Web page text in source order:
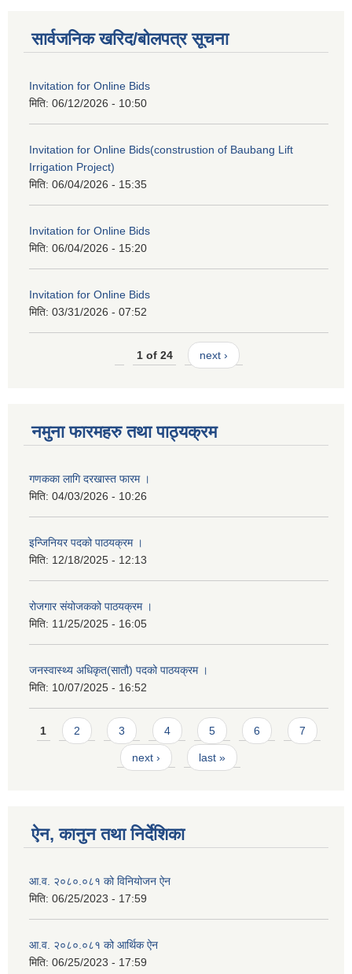
सार्वजनिक खरिद/बोलपत्र सूचना
Invitation for Online Bids
मिति: 06/12/2026 - 10:50
Invitation for Online Bids(construstion of Baubang Lift
Irrigation Project)
मिति: 06/04/2026 - 15:35
Invitation for Online Bids
मिति: 06/04/2026 - 15:20
Invitation for Online Bids
मिति: 03/31/2026 - 07:52
1 of 24 next ›
नमुना फारमहरु तथा पाठ्यक्रम
गणकका लागि दरखास्त फारम ।
मिति: 04/03/2026 - 10:26
इन्जिनियर पदको पाठयक्रम ।
मिति: 12/18/2025 - 12:13
रोजगार संयोजकको पाठयक्रम ।
मिति: 11/25/2025 - 16:05
जनस्वास्थ्य अधिकृत(सातौ) पदको पाठयक्रम ।
मिति: 10/07/2025 - 16:52
Pages
1 2 3 4 5 6 7
next › last »
ऐन, कानुन तथा निर्देशिका
आ.व. २०८०.०८१ को विनियोजन ऐन
मिति: 06/25/2023 - 17:59
आ.व. २०८०.०८१ को आर्थिक ऐन
मिति: 06/25/2023 - 17:59